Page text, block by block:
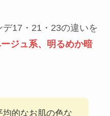
17・21・23の違いを
ジュ系、明るめか暗
的なお肌の色な